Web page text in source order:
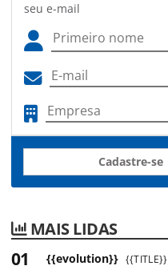
seu e-mail
Cadastre-se
MAIS LIDAS
{{evolution}} {{TITLE}}